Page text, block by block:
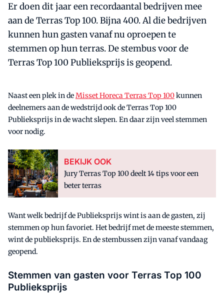
Er doen dit jaar een recordaantal bedrijven mee
aan de Terras Top 100. Bijna 400. Al die bedrijven
kunnen hun gasten vanaf nu oproepen te
stemmen op hun terras. De stembus voor de
Terras Top 100 Publieksprijs is geopend.
Naast een plek in deMisset Horeca Terras Top 100kunnen
deelnemers aan de wedstrijd ook de Terras Top 100
Publieksprijs in de wacht slepen. En daar zijn veel stemmen
voor nodig.
BEKIJK OOK
Jury Terras Top 100 deelt 14 tips voor een
beter terras
Want welk bedrijf de Publieksprijs wint is aan de gasten, zij
stemmen op hun favoriet. Het bedrijf met de meeste stemmen,
wint de publieksprijs. En de stembussen zijn vanaf vandaag
geopend.
Stemmen van gasten voor Terras Top 100
Publieksprijs